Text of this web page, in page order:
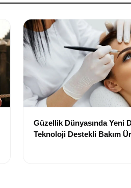
Güzellik Dünyasında Yeni
Teknoloji Destekli Bakım